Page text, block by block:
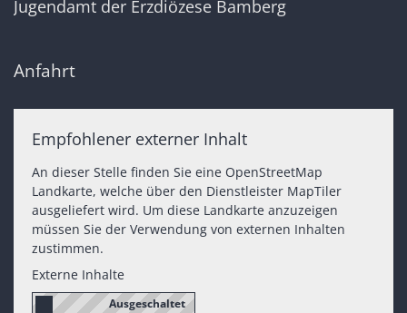
Jugendamt der Erzdiözese Bamberg
Anfahrt
Empfohlener externer Inhalt
An dieser Stelle finden Sie eine OpenStreetMap
Landkarte, welche über den Dienstleister MapTiler
ausgeliefert wird. Um diese Landkarte anzuzeigen
müssen Sie der Verwendung von externen Inhalten
zustimmen.
Externe Inhalte